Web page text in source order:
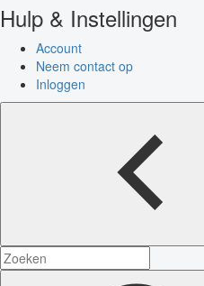
Hulp & Instellingen
Account
Neem contact op
Inloggen